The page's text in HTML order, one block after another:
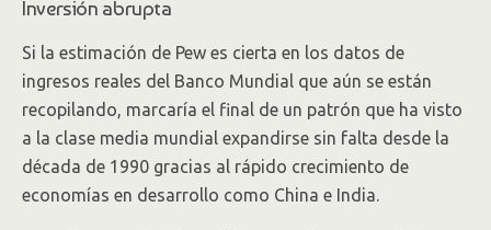
Inversión abrupta
Si la estimación de Pew es cierta en los datos de
ingresos reales del Banco Mundial que aún se están
recopilando, marcaría el final de un patrón que ha visto
a la clase media mundial expandirse sin falta desde la
década de 1990 gracias al rápido crecimiento de
economías en desarrollo como China e India.